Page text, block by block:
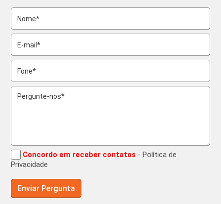
Concordo em receber contatos - Política de
Privacidade